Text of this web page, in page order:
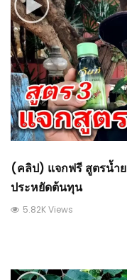
(คลิป) แจกฟรี สูตรน้ำ
ประหยัดต้นทุน
5.82K Views